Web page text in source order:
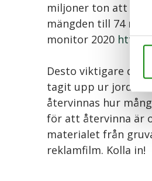
miljoner ton att ta
mängden till 74
monitor 2020
Desto viktigare då
tagit upp ur jorden
återvinnas hur
för att återvinna är
materialet från
reklamfilm. Kolla in!